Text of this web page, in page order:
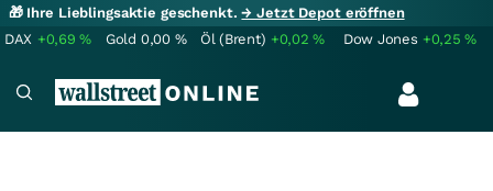
🎁 Ihre Lieblingsaktie geschenkt.→ Jetzt Depot eröffnen
DAX +0,69% Gold 0,00 % Öl (Brent) +0,02% Dow Jones +0,25%